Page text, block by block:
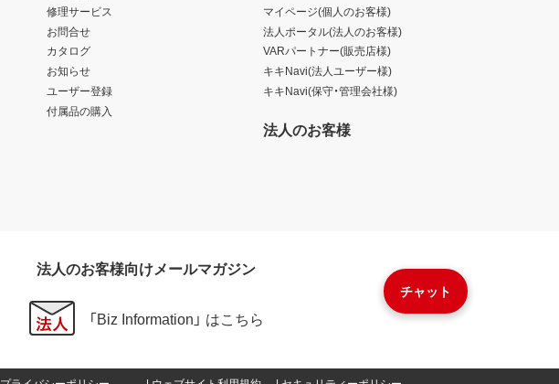
チャット
修理サービス
お問合せ
カタログ
お知らせ
ユーザー登録
付属品の購入
マイページ(個人のお客様)
法人ポータル(法人のお客様)
VARパートナー(販売店様)
キキNavi(法人ユーザー様)
キキNavi(保守・管理会社様)
法人のお客様
法人のお客様向けメールマガジン
「Biz Information」 はこちら